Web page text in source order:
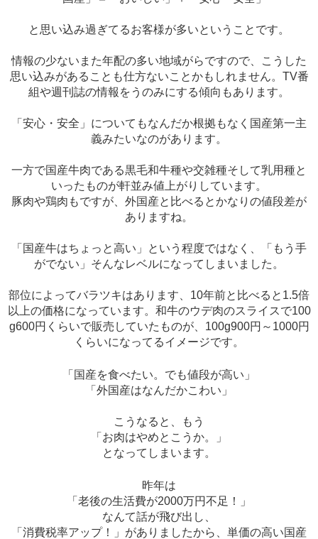
と思い込み過ぎてるお客様が多いということです。
情報の少ないまた年配の多い地域がらですので、こうした
思い込みがあることも仕方ないことかもしれません。TV番
組や週刊誌の情報をうのみにする傾向もあります。
「安心・安全」についてもなんだか根拠もなく国産第一主
義みたいなのがあります。
一方で国産牛肉である黒毛和牛種や交雑種そして乳用種と
いったものが軒並み値上がりしています。
豚肉や鶏肉もですが、外国産と比べるとかなりの値段差が
ありますね。
「国産牛はちょっと高い」という程度ではなく、「もう手
がでない」そんなレベルになってしまいました。
部位によってバラツキはあります、10年前と比べると1.5倍
以上の価格になっています。和牛のウデ肉のスライスで100
g600円くらいで販売していたものが、100g900円～1000円
くらいになってるイメージです。
「国産を食べたい。でも値段が高い」
「外国産はなんだかこわい」
こうなると、もう
「お肉はやめとこうか。」
となってしまいます。
昨年は
「老後の生活費が2000万円不足！」
なんて話が飛び出し、
「消費税率アップ！」がありましたから、単価の高い国産